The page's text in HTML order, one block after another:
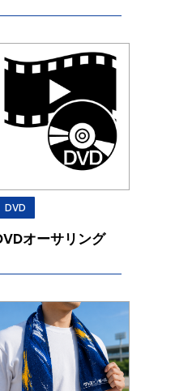
DVD
オーサリング